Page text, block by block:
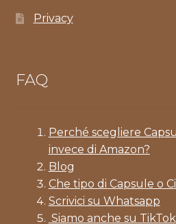
Privacy
FAQ
Perché scegliere
invece di Amazon?
Blog
Che tipo di Capsule o
Scrivici su Whatsapp
Siamo anche su TikTok